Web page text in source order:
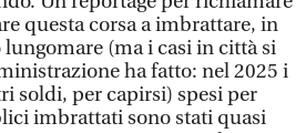
questa corsa a imbrattare, in
(ma i casi in città si
ha fatto: nel 2025 i
soldi, per capirsi) spesi per
imbrattati sono stati quasi